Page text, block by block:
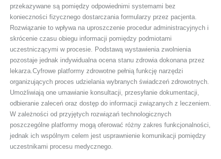
przekazywane są pomiędzy odpowiednimi systemami bez
konieczności fizycznego dostarczania formularzy przez pacjenta.
Rozwiązanie to wpływa na uproszczenie procedur administracyjnych i
skrócenie czasu obiegu informacji pomiędzy podmiotami
uczestniczącymi w procesie. Podstawą wystawienia zwolnienia
pozostaje jednak indywidualna ocena stanu zdrowia dokonana przez
lekarza.Cyfrowe platformy zdrowotne pełnią funkcję narzędzi
organizujących proces udzielania wybranych świadczeń zdrowotnych.
Umożliwiają one umawianie konsultacji, przesyłanie dokumentacji,
odbieranie zaleceń oraz dostęp do informacji związanych z leczeniem.
W zależności od przyjętych rozwiązań technologicznych
poszczególne platformy mogą oferować różny zakres funkcjonalności,
jednak ich wspólnym celem jest usprawnienie komunikacji pomiędzy
uczestnikami procesu medycznego.